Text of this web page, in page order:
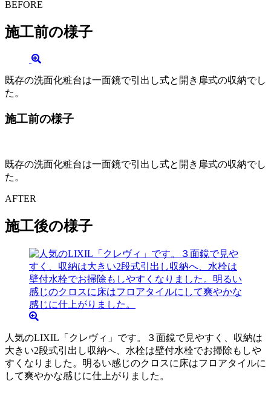
BEFORE
施工前の様子
既存の洗面化粧台は一面鏡で引出し式と開き扉式の収納でし
た。
施工前の様子
既存の洗面化粧台は一面鏡で引出し式と開き扉式の収納でし
た。
AFTER
施工後の様子
人気のLIXIL「クレヴィ」です。３面鏡で見やすく、収納は
大きい2段式引出し収納へ、水栓は壁付水栓でお掃除もしや
すくなりました。明るい感じのクロスに床はフロアタイルに
して爽やかな感じに仕上がりました。